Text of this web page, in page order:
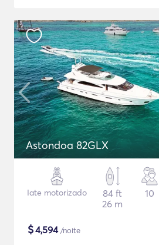
Astondoa 82GLX
Iate motorizado
84 ft
26 m
10
$4,594/noite